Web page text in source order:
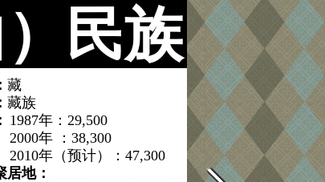
民族
藏
藏族
1987年：29,500
2000年 ：38,300
2010年（预计）：47,300
居地：